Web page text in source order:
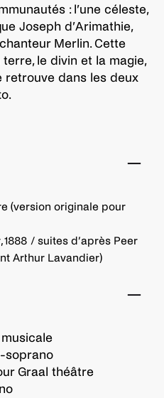
: l’une céleste,
Joseph d’Arimathie,
Merlin. Cette
le divin et la magie,
retrouve dans les deux
(version originale pour
1888 / suites d’après Peer
Arthur Lavandier)
soprano
Graal théâtre